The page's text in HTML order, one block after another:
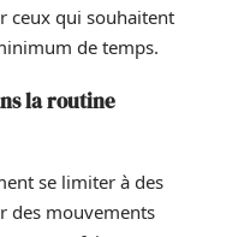
ceux qui souhaitent
de temps.
la routine
se limiter à des
des mouvements